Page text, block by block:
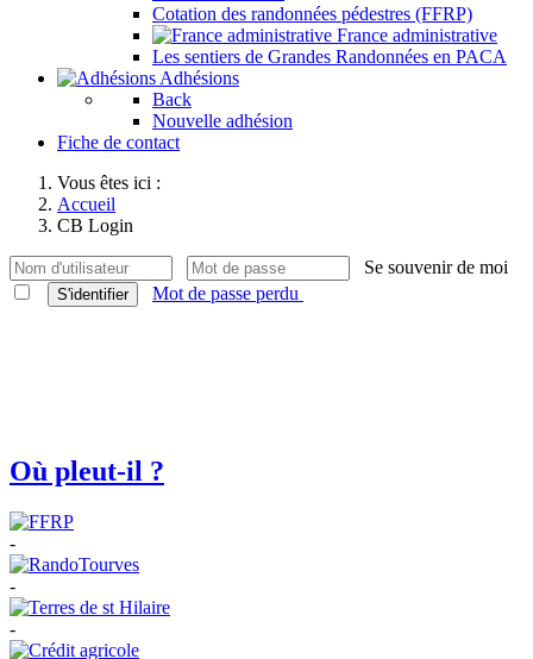
Cotation des randonnées pédestres (FFRP)
France administrative
Les sentiers de Grandes Randonnées en PACA
Adhésions
Back
Nouvelle adhésion
Fiche de contact
Vous êtes ici :
Accueil
CB Login
Se souvenir de moi
S'identifier Mot de passe perdu
Où pleut-il ?
-
-
-